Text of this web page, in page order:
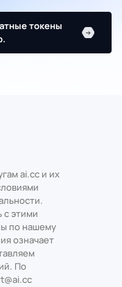
токены
ai.cc и их
с этими
по нашему
означает
По